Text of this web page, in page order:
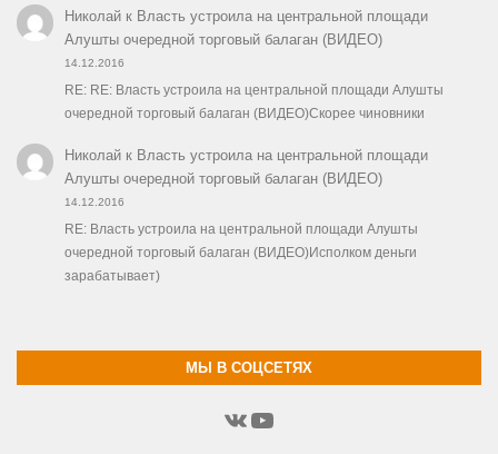
Николайк Власть устроила на центральной площади
Алушты очередной торговый балаган (ВИДЕО)
14.12.2016
RE: RE: Власть устроила на центральной площади Алушты
очередной торговый балаган (ВИДЕО)Скорее чиновники
Николайк Власть устроила на центральной площади
Алушты очередной торговый балаган (ВИДЕО)
14.12.2016
RE: Власть устроила на центральной площади Алушты
очередной торговый балаган (ВИДЕО)Исполком деньги
зарабатывает)
МЫ В СОЦСЕТЯХ
ВКонтакте
YouTube